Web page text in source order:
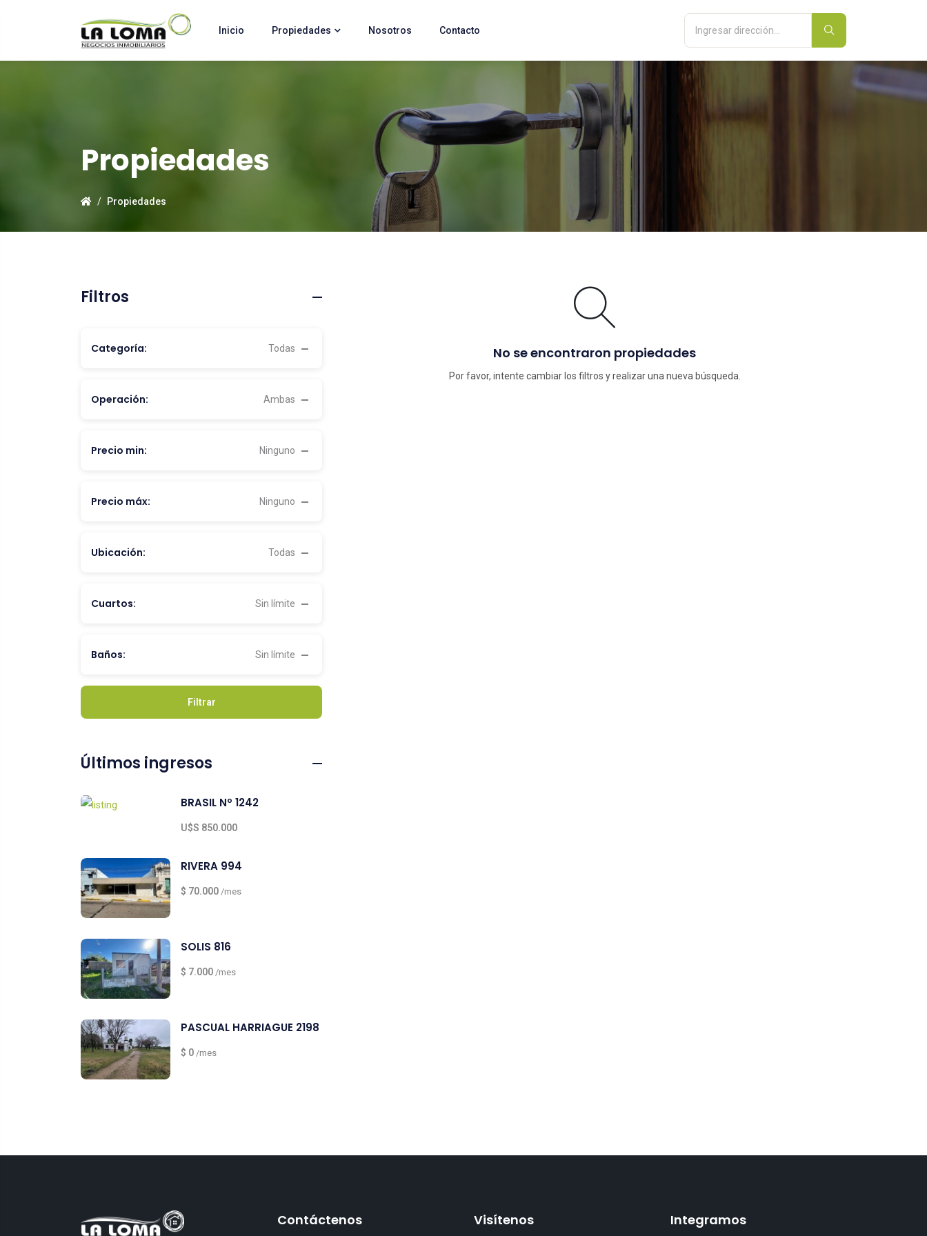
Inicio Propiedades Nosotros Contacto
Propiedades
Propiedades
Filtros
Categoría: Todas
Operación: Ambas
Precio min: Ninguno
Precio máx: Ninguno
Ubicación: Todas
Cuartos: Sin límite
Baños: Sin límite
Filtrar
Últimos ingresos
BRASIL Nº 1242
U$S 850.000
RIVERA 994
$ 70.000 /mes
SOLIS 816
$ 7.000 /mes
PASCUAL HARRIAGUE 2198
$ 0 /mes
No se encontraron propiedades
Por favor, intente cambiar los filtros y realizar una nueva búsqueda.
Contáctenos Visítenos Integramos